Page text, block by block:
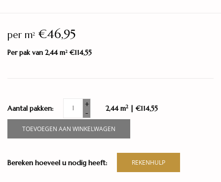
per m2 €46,95
Per pak van 2,44 m2 €114,55
Aantal pakken:
+
-
2,44 m2 | €114,55
TOEVOEGEN AAN WINKELWAGEN
Bereken hoeveel u nodig heeft: REKENHULP